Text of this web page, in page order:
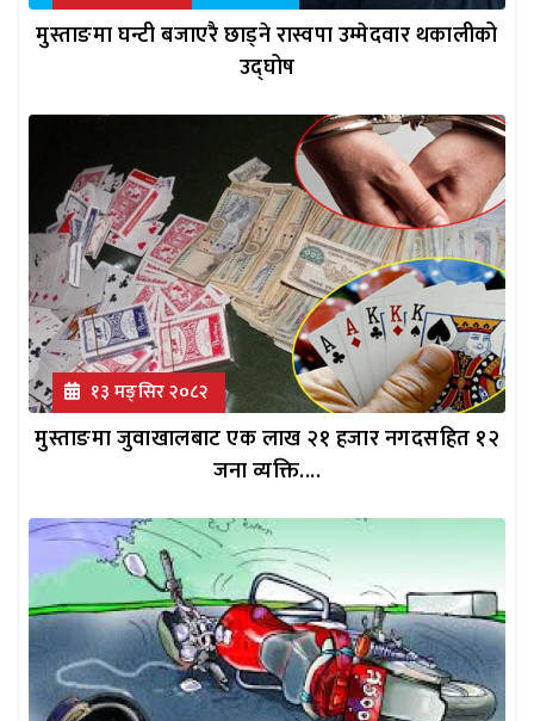
मुस्ताङमा घन्टी बजाएरै छाड्ने रास्वपा उम्मेदवार थकालीको
उद्घोष
१३ मङ्सिर २०८२
मुस्ताङमा जुवाखालबाट एक लाख २१ हजार नगदसहित १२
जना व्यक्ति....